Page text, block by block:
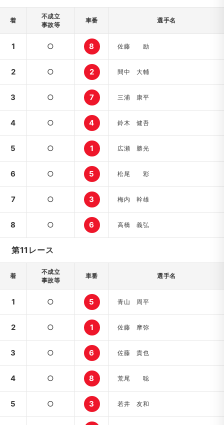
着
不成立
事故等
車番 選手名
1 ○ 8 佐藤 励
2 ○ 2 間中 大輔
3 ○ 7 三浦 康平
4 ○ 4 鈴木 健吾
5 ○ 1 広瀬 勝光
6 ○ 5 松尾 彩
7 ○ 3 梅内 幹雄
8 ○ 6 高橋 義弘
第11レース
着
不成立
事故等
車番 選手名
1 ○ 5 青山 周平
2 ○ 1 佐藤 摩弥
3 ○ 6 佐藤 貴也
4 ○ 8 荒尾 聡
5 ○ 3 若井 友和